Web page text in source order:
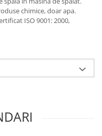
chimice, doar apa.
ISO 9001: 2000,